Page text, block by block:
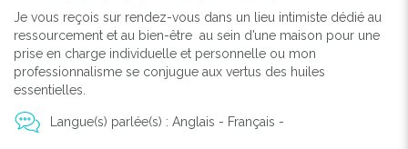
Je vous reçois sur rendez-vous dans un lieu intimiste dédié au
ressourcement et au bien-être au sein d’une maison pour une
prise en charge individuelle et personnelle ou mon
professionnalisme se conjugue aux vertus des huiles
essentielles.
Langue(s) parlée(s) : Anglais - Français -